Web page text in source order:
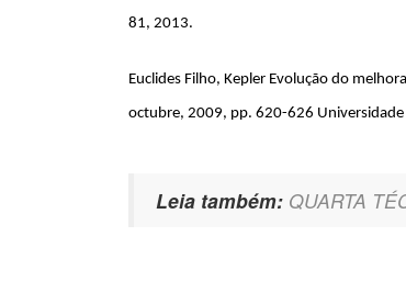
81, 2013.
Euclides Filho, Kepler Evolução do
octubre, 2009, pp. 620-626 Universidade
Leia também: QUARTA